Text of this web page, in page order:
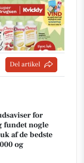
Del artikel
for
fundet nogle
af de bedste
og